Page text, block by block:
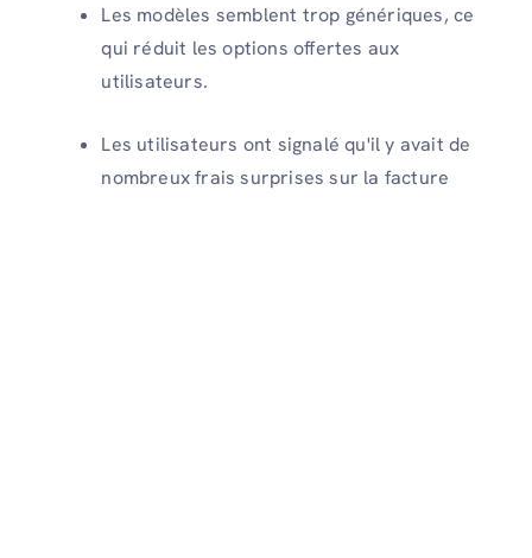
Les modèles semblent trop génériques, ce
qui réduit les options offertes aux
utilisateurs.
Les utilisateurs ont signalé qu'il y avait de
nombreux frais surprises sur la facture